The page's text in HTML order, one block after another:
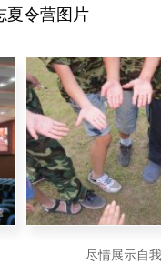
夏令营图片
尽情展示自